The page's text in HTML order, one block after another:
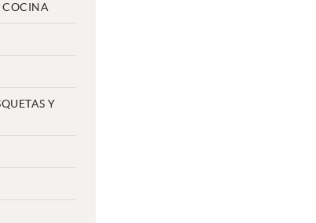
COCINA
Y